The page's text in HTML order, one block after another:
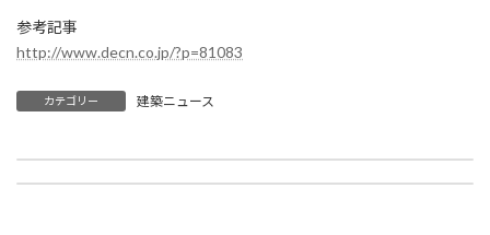
参考記事
http://www.decn.co.jp/?p=81083
カテゴリー 建築ニュース
鹿島、建築現場溶接ロボ適用へ